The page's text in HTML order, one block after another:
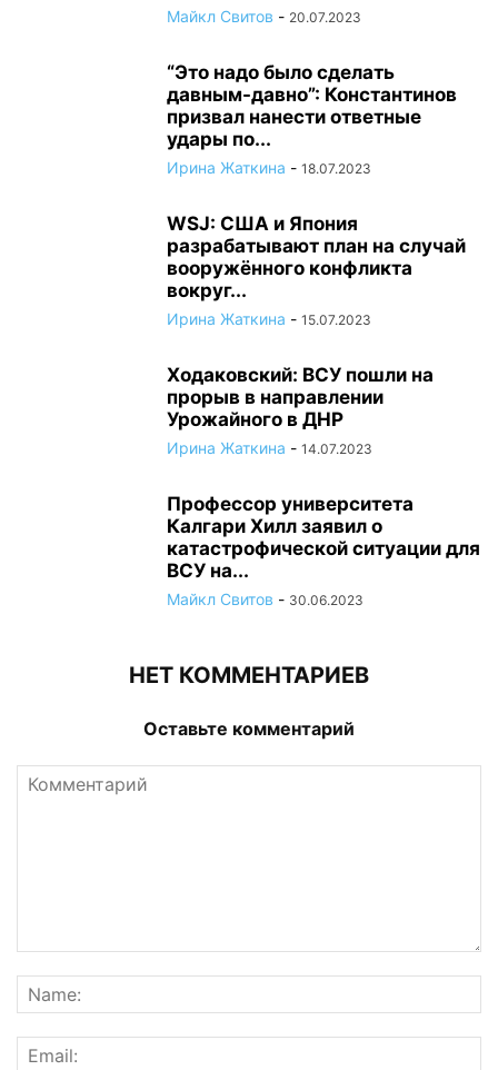
Майкл Свитов - 20.07.2023
“Это надо было сделать
давным-давно”: Константинов
призвал нанести ответные
удары по...
Ирина Жаткина - 18.07.2023
WSJ: США и Япония
разрабатывают план на случай
вооружённого конфликта
вокруг...
Ирина Жаткина - 15.07.2023
Ходаковский: ВСУ пошли на
прорыв в направлении
Урожайного в ДНР
Ирина Жаткина - 14.07.2023
Профессор университета
Калгари Хилл заявил о
катастрофической ситуации для
ВСУ на...
Майкл Свитов - 30.06.2023
НЕТ КОММЕНТАРИЕВ
Оставьте комментарий